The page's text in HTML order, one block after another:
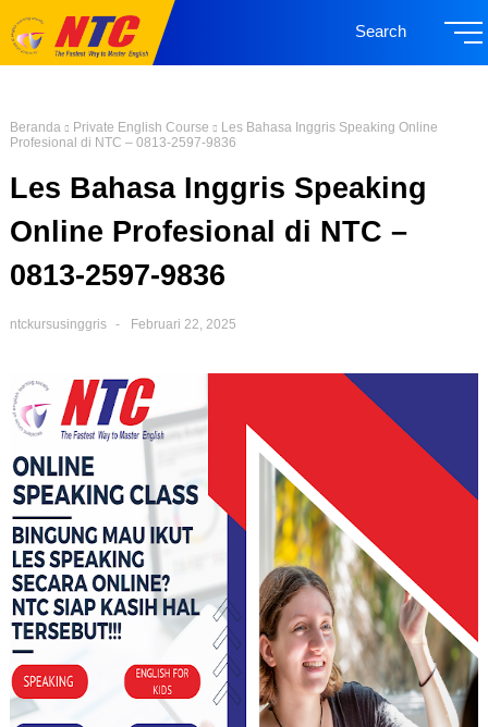
Search
Beranda Private English Course
Les Bahasa Inggris Speaking Online
Profesional di NTC – 0813-2597-9836
Les Bahasa Inggris Speaking
Online Profesional di NTC –
0813-2597-9836
ntckursusinggris Februari 22, 2025